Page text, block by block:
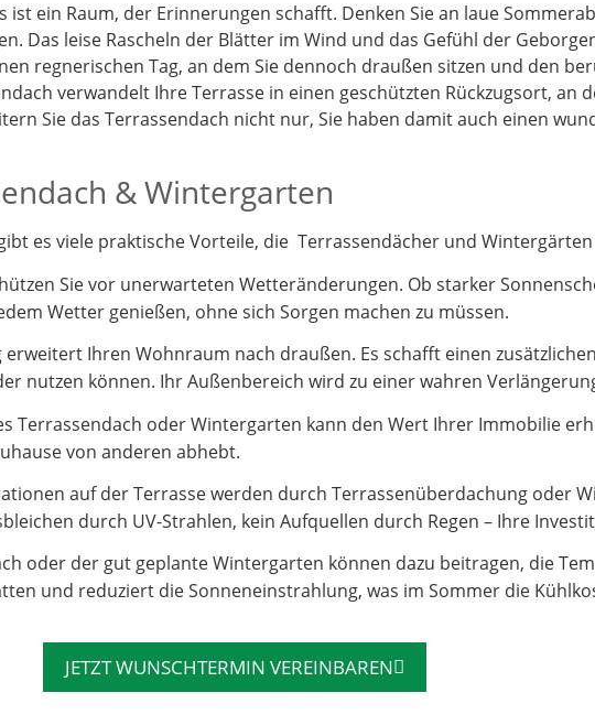
ist ein Raum, der Erinnerungen schafft. Denken Sie an laue
Das leise Rascheln der Blätter im Wind und das Gefühl der
regnerischen Tag, an dem Sie dennoch draußen sitzen und den
verwandelt Ihre Terrasse in einen geschützten Rückzugsort, an
Sie das Terrassendach nicht nur, Sie haben damit auch einen
& Wintergarten
es viele praktische Vorteile, die Terrassendächer und
Sie vor unerwarteten Wetteränderungen. Ob starker
Wetter genießen, ohne sich Sorgen machen zu müssen.
Ihren Wohnraum nach draußen. Es schafft einen
nutzen können. Ihr Außenbereich wird zu einer wahren
Terrassendach oder Wintergarten kann den Wert Ihrer Immobilie
von anderen abhebt.
auf der Terrasse werden durch Terrassenüberdachung oder
durch UV-Strahlen, kein Aufquellen durch Regen – Ihre
oder der gut geplante Wintergarten können dazu beitragen, die
und reduziert die Sonneneinstrahlung, was im Sommer die
JETZT WUNSCHTERMIN VEREINBAREN